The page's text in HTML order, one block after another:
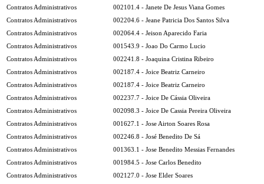
Contratos Administrativos
002101.4 - Janete De Jesus Viana Gomes
Contratos Administrativos
002204.6 - Jeane Patricia Dos Santos Silva
Contratos Administrativos
002064.4 - Jeison Aparecido Faria
Contratos Administrativos
001543.9 - Joao Do Carmo Lucio
Contratos Administrativos
002241.8 - Joaquina Cristina Ribeiro
Contratos Administrativos
002187.4 - Joice Beatriz Carneiro
Contratos Administrativos
002187.4 - Joice Beatriz Carneiro
Contratos Administrativos
002237.7 - Joice De Cássia Oliveira
Contratos Administrativos
002098.3 - Joice De Cassia Pereira Oliveira
Contratos Administrativos
001627.1 - Jose Airton Soares Rosa
Contratos Administrativos
002246.8 - José Benedito De Sá
Contratos Administrativos
001363.1 - Jose Benedito Messias Fernandes
Contratos Administrativos
001984.5 - Jose Carlos Benedito
Contratos Administrativos
002127.0 - Jose Elder Soares